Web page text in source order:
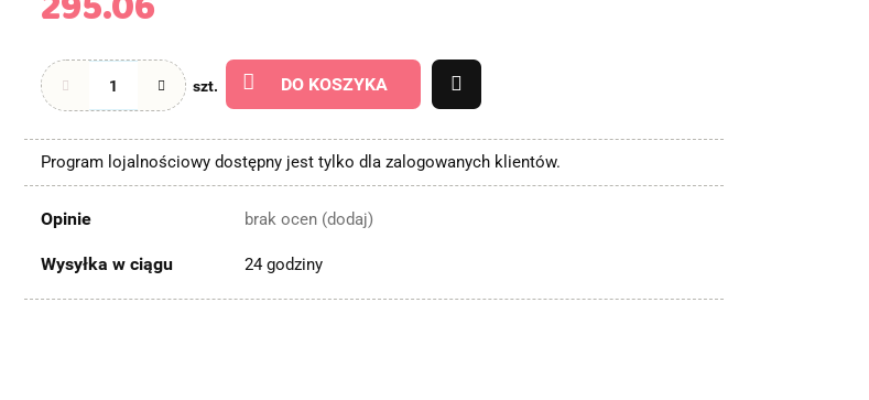
szt. DO KOSZYKA
Program lojalnościowy dostępny jest tylko dla zalogowanych klientów.
Opinie brak ocen (dodaj)
Wysyłka w ciągu 24 godziny